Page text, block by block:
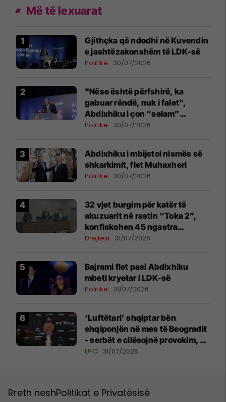
Më të lexuarat
Gjithçka që ndodhi në Kuvendin
e jashtëzakonshëm të LDK-së
Politikë 30/07/2026
"Nëse është përfshirë, ka
gabuar rëndë, nuk i falet",
Abdixhiku i çon “selam”
Përparim Ramës
Politikë 30/07/2026
Abdixhiku i mbijetoi nismës së
shkarkimit, flet Muhaxheri
Politikë 30/07/2026
32 vjet burgim për katër të
akuzuarit në rastin “Toka 2”,
konfiskohen 45 ngastra
kadastrale
Drejtësi 31/07/2026
Bajrami flet pasi Abdixhiku
mbeti kryetar i LDK-së
Politikë 31/07/2026
‘Luftëtari’ shqiptar bën
shqiponjën në mes të Beogradit
- serbët e cilësojnë provokim, ai
e cilëson simbol të identitetit
UFC 31/07/2026
Rreth neshPolitikat e Privatësisë